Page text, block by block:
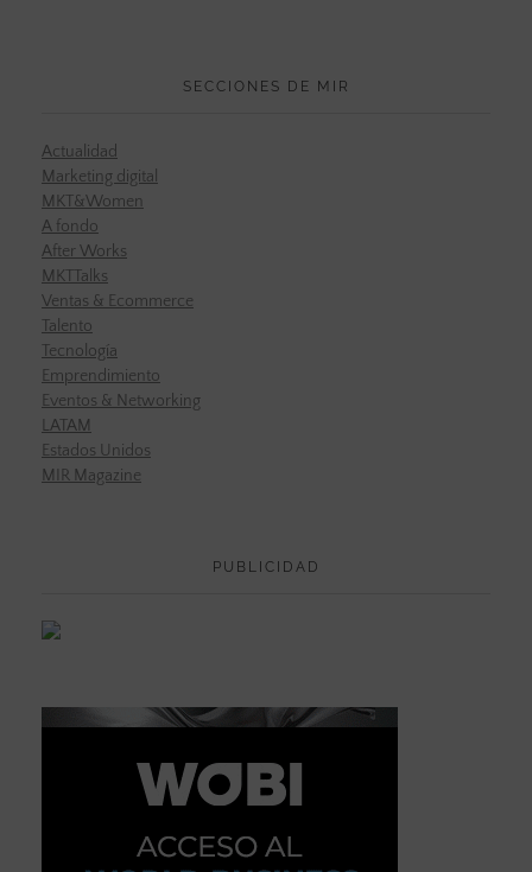
SECCIONES DE MIR
Actualidad
Marketing digital
MKT&Women
A fondo
After Works
MKTTalks
Ventas & Ecommerce
Talento
Tecnología
Emprendimiento
Eventos & Networking
LATAM
Estados Unidos
MIR Magazine
PUBLICIDAD